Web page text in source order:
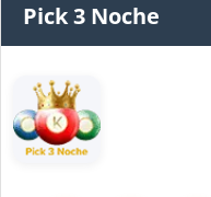
Pick 3 Noche